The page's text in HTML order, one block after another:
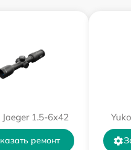
Jaeger 1.5-6x42
ремонт